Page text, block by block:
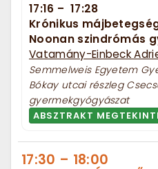
17:16 – 17:28
Krónikus
Noonan szindrómás
Vatamány-Einbeck
Semmelweis Egyetem
Bókay utcai részleg
gyermekgyógyászat
ABSZTRAKT
17:30 – 18:00